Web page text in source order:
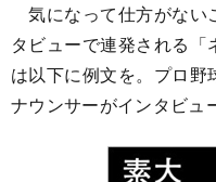
気になって仕方がない
タビューで連発される
は以下に例文を。プロ
ナウンサーがインタビュ